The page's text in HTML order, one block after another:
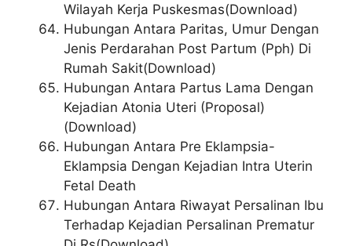
Wilayah Kerja Puskesmas(Download)
Hubungan Antara Paritas, Umur Dengan
Jenis Perdarahan Post Partum (Pph) Di
Rumah Sakit(Download)
Hubungan Antara Partus Lama Dengan
Kejadian Atonia Uteri (Proposal)
(Download)
Hubungan Antara Pre Eklampsia-
Eklampsia Dengan Kejadian Intra Uterin
Fetal Death
Hubungan Antara Riwayat Persalinan Ibu
Terhadap Kejadian Persalinan Prematur